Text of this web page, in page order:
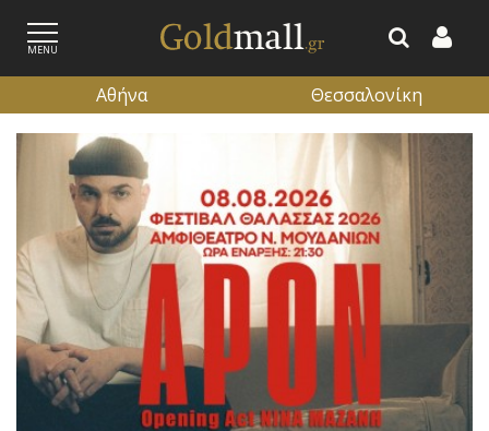
MENU
ΕΓΓΡΑΦΗ ΕΙΣΟΔΟΣ
Αθήνα Θεσσαλονίκη